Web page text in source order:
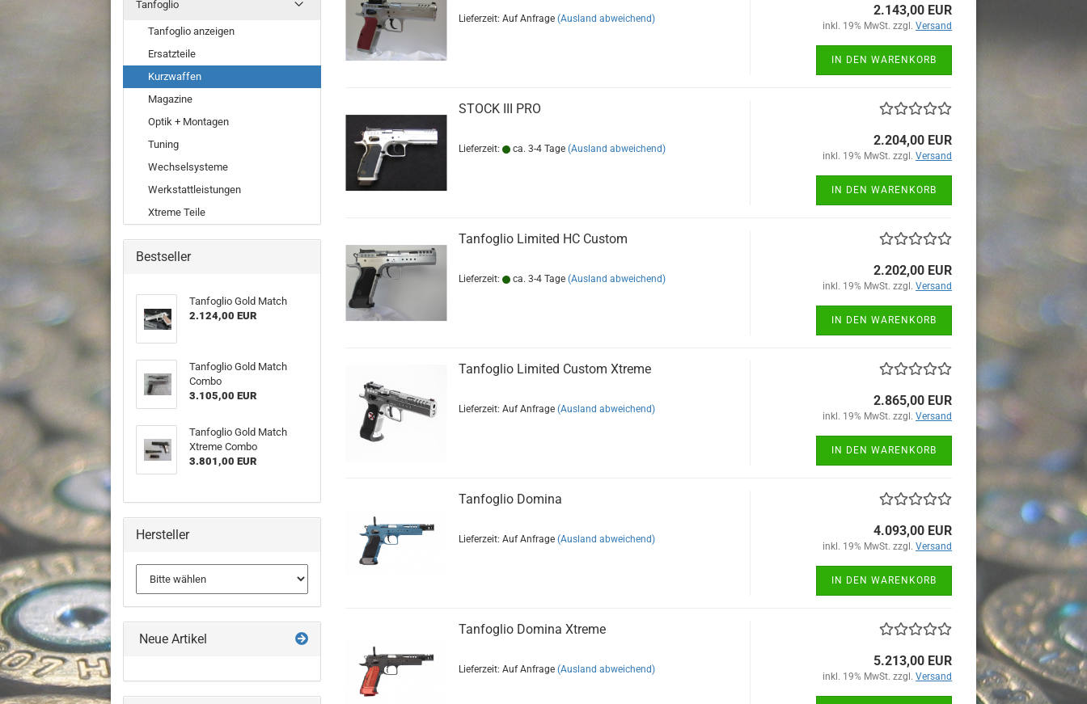
Lieferzeit: Auf Anfrage (Ausland abweichend)
2.143,00 EUR
inkl. 19% MwSt. zzgl. Versand
IN DEN WARENKORB
STOCK III PRO
Lieferzeit: ca. 3-4 Tage (Ausland abweichend)
2.204,00 EUR
inkl. 19% MwSt. zzgl. Versand
IN DEN WARENKORB
Tanfoglio Limited HC Custom
Lieferzeit: ca. 3-4 Tage (Ausland abweichend)
2.202,00 EUR
inkl. 19% MwSt. zzgl. Versand
IN DEN WARENKORB
Tanfoglio Limited Custom Xtreme
Lieferzeit: Auf Anfrage (Ausland abweichend)
2.865,00 EUR
inkl. 19% MwSt. zzgl. Versand
IN DEN WARENKORB
Tanfoglio Domina
Lieferzeit: Auf Anfrage (Ausland abweichend)
4.093,00 EUR
inkl. 19% MwSt. zzgl. Versand
IN DEN WARENKORB
Tanfoglio Domina Xtreme
Lieferzeit: Auf Anfrage (Ausland abweichend)
5.213,00 EUR
inkl. 19% MwSt. zzgl. Versand
Tanfoglio
Tanfoglio anzeigen
Ersatzteile
Kurzwaffen
Magazine
Optik + Montagen
Tuning
Wechselsysteme
Werkstattleistungen
Xtreme Teile
Bestseller
Tanfoglio Gold Match
2.124,00 EUR
Tanfoglio Gold Match
Combo
3.105,00 EUR
Tanfoglio Gold Match
Xtreme Combo
3.801,00 EUR
Hersteller
Neue Artikel